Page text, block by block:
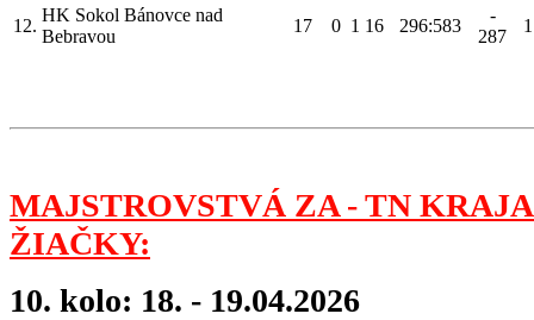
12.
HK Sokol Bánovce nad
Bebravou
17 0 1 16 296:583
-
287
1
MAJSTROVSTVÁ ZA - TN
ŽIAČKY:
10. kolo: 18. - 19.04.2026